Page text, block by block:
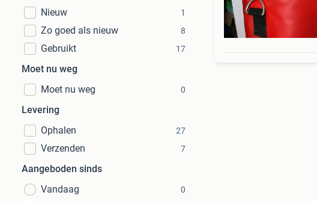
Nieuw
1
Zo goed als nieuw 8
Gebruikt 17
Moet nu weg
Moet nu weg
0
Levering
Ophalen
27
Verzenden 7
Aangeboden sinds
Vandaag
0